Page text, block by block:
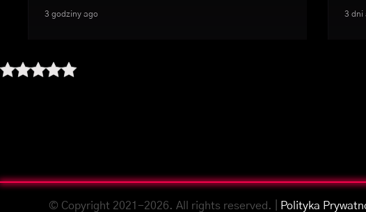
3 godziny ago 3 dni
© Copyright 2021-2026. All rights reserved. | Polityka